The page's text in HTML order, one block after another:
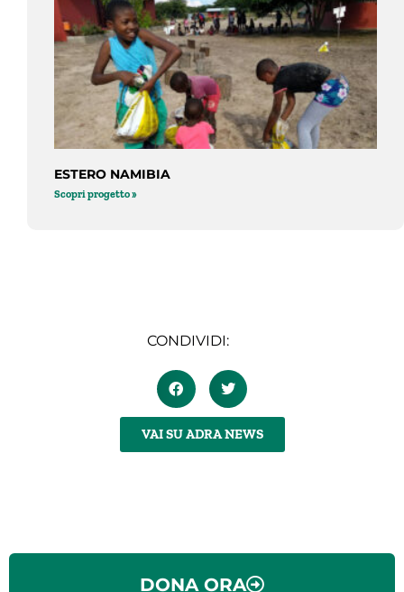
ESTERO NAMIBIA
Scopri progetto »
CONDIVIDI:
VAI SU ADRA NEWS
DONA ORA